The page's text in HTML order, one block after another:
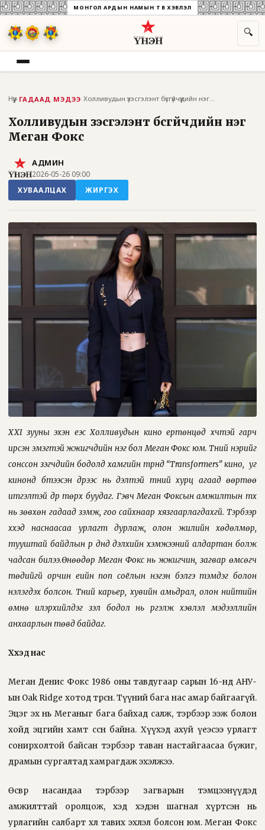
МОНГОЛ АРДЫН НАМЫН ТӨВ ХЭВЛЭЛ
🔍
Нүүр ГАДААД МЭДЭЭ Холливудын үзэсгэлэнт бүсгүйчүүдийн нэг...
Холливудын үзэсгэлэнт бүсгүйчүүдийн нэг
Меган Фокс
АДМИН
2026-05-26 09:00
ХУВААЛЦАХ
ЖИРГЭХ
XXI зууны эхэн үеэс Холливудын кино ертөнцөд хүчтэй гарч
ирсэн эмэгтэй жүжигчдийн нэг бол Меган Фокс юм. Түүний нэрийг
сонссон үзэгчдийн бодолд хамгийн түрүүнд “Transformers” кино, уг
кинонд бүтээсэн дүрээс нь үүдэлтэй түүний хурц агаад өөртөө
итгэлтэй дүр төрх буудаг. Гэвч Меган Фоксын амжилтын түүх
нь зөвхөн гадаад үзэмж, гоо сайхнаар хязгаарлагдахгүй. Тэрбээр
хүүхэд наснаасаа урлагт дурлаж, олон жилийн хөдөлмөр,
тууштай байдлын үр дүнд дэлхийн хэмжээний алдартан болж
чадсан билээ.Өнөөдөр Меган Фокс нь жүжигчин, загвар өмсөгч
төдийгүй орчин үеийн поп соёлын нэгэн бэлгэ тэмдэг болон
үнэлэгдэх болсон. Түүний карьер, хувийн амьдрал, олон нийтийн
өмнө илэрхийлдэг үзэл бодол нь үргэлж хэвлэл мэдээллийн
анхаарлын төвд байдаг.
Хүүхэд нас
Меган Денис Фокс 1986 оны тавдугаар сарын 16-нд АНУ-
ын Oak Ridge хотод төрсөн. Түүний бага нас амар байгаагүй.
Эцэг эх нь Меганыг бага байхад салж, тэрбээр ээж болон
хойд эцгийн хамт өссөн байна. Хүүхэд ахуй үеэсээ урлагт
сонирхолтой байсан тэрбээр таван настайгаасаа бүжиг,
драмын сургалтад хамрагдаж эхэлжээ.
Өсвөр насандаа тэрбээр загварын тэмцээнүүдэд
амжилттай оролцож, хэд хэдэн шагнал хүртсэн нь
урлагийн салбарт хөл тавих эхлэл болсон юм. Меган Фокс